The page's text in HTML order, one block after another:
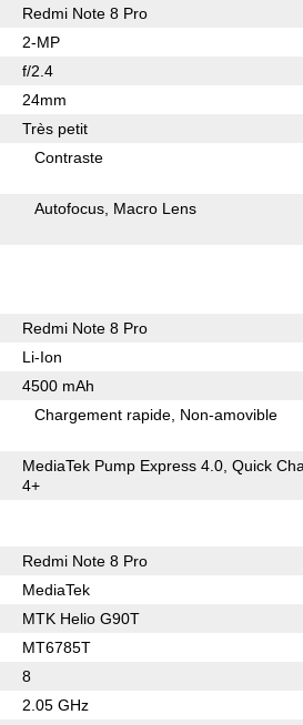
Redmi Note 8 Pro
2-MP
f/2.4
24mm
Très petit
Contraste
Autofocus Macro Lens
Redmi Note 8 Pro
Li-Ion
4500 mAh
Chargement rapide Non-amovible
MediaTek Pump Express 4.0, Quick
4+
Redmi Note 8 Pro
MediaTek
MTK Helio G90T
MT6785T
8
2.05 GHz